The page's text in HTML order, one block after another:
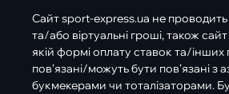
Сайт sport-express.ua не проводить
та/або віртуальні гроші, також
якій формі оплату ставок та/інших
пов’язані/можуть бути пов’язані з
букмекерами чи тоталізаторами.